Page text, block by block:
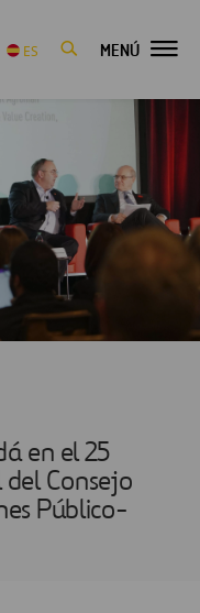
ES MENÚ
en el 25
Consejo
Público-